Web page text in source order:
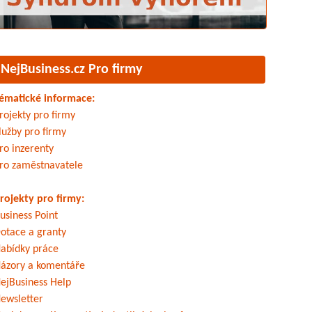
NejBusiness.cz Pro firmy
informace:
pro firmy
pro firmy
inzerenty
zaměstnavatele
pro firmy:
Point
a granty
práce
a komentáře
Help